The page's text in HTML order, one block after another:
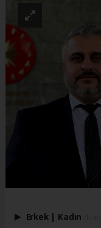
Erkek | Kadın